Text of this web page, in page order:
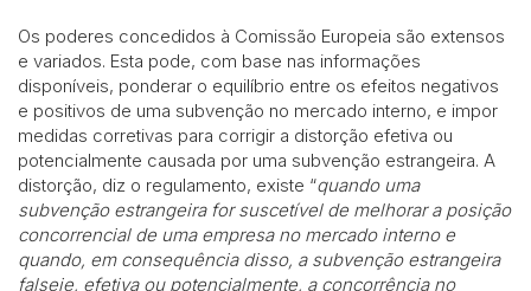
Os poderes concedidos à Comissão Europeia são extensos
e variados. Esta pode, com base nas informações
disponíveis, ponderar o equilíbrio entre os efeitos negativos
e positivos de uma subvenção no mercado interno, e impor
medidas corretivas para corrigir a distorção efetiva ou
potencialmente causada por uma subvenção estrangeira. A
distorção, diz o regulamento, existe “quando uma
subvenção estrangeira for suscetível de melhorar a posição
concorrencial de uma empresa no mercado interno e
quando, em consequência disso, a subvenção estrangeira
falseie, efetiva ou potencialmente, a concorrência no